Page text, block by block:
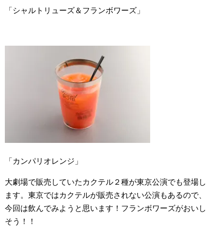
「シャルトリューズ＆フランボワーズ」
「カンパリオレンジ」
大劇場で販売していたカクテル２種が東京公演でも登場し
ます。東京ではカクテルが販売されない公演もあるので、
今回は飲んでみようと思います！フランボワーズがおいし
そう！！